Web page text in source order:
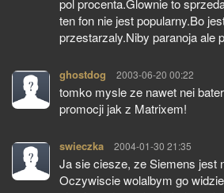
pol procenta.Glownie to
ten fon nie jest popularny.Bo
przestarzaly.Niby paranoja ale
ghostdog pisze:
2003-06-20 00:22
tomko mysle ze nawet nei
promocji jak z Matrixem!
swieczka pisze:
2004-01-30 21:35
Ja sie ciesze, ze Siemens jest
Oczywiscie wolalbym go